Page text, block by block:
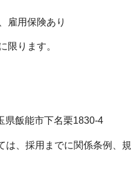
雇用保険あり
限ります。
県飯能市下名栗1830-4
、採用までに関係条例、